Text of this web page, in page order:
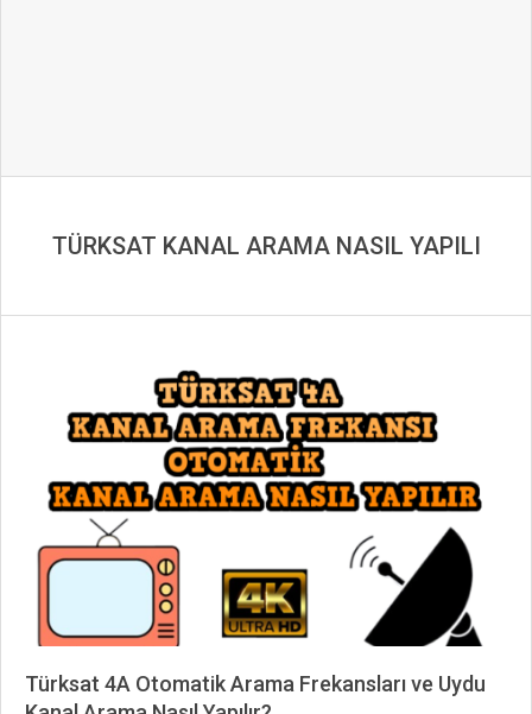
TÜRKSAT KANAL ARAMA NASIL YAPILI
Türksat 4A Otomatik Arama Frekansları ve Uydu